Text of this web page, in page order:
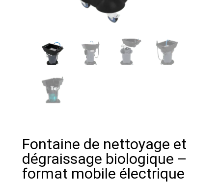
Fontaine de nettoyage et
dégraissage biologique –
format mobile électrique